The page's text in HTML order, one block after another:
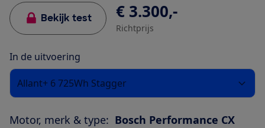
Bekijk test € 3.300,-
Richtprijs
In de uitvoering
Allant+ 6 725Wh Stagger
Motor, merk & type: Bosch Performance CX